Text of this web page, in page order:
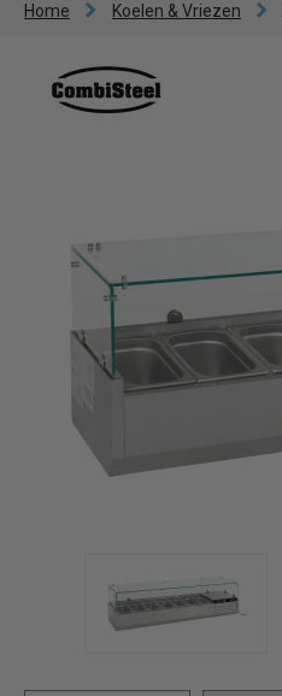
Home Koelen & Vriezen